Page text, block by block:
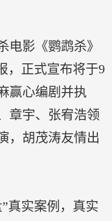
电影《鹦鹉杀》
，正式宣布将于9
赢心编剧并执
章宇、张宥浩领
，胡茂涛友情出
真实案例，真实